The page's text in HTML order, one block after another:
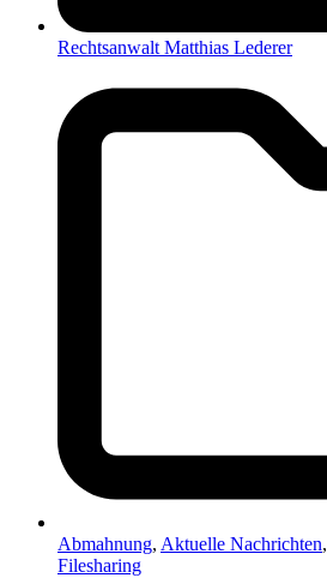
Rechtsanwalt Matthias Lederer
Abmahnung, Aktuelle Nachrichten,
Filesharing